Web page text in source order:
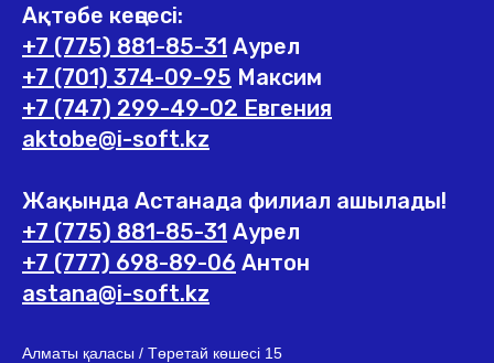
Ақтөбе кеңсесі:
+7 (775) 881-85-31 Аурел
+7 (701) 374-09-95 Максим
+7 (747) 299-49-02 Евгения
aktobe@i-soft.kz
Жақында Астанада филиал ашылады!
+7 (775) 881-85-31 Аурел
+7 (777) 698-89-06 Антон
astana@i-soft.kz
Алматы қаласы / Төретай көшесі 15